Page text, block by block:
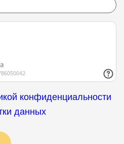
конфиденциальности
данных